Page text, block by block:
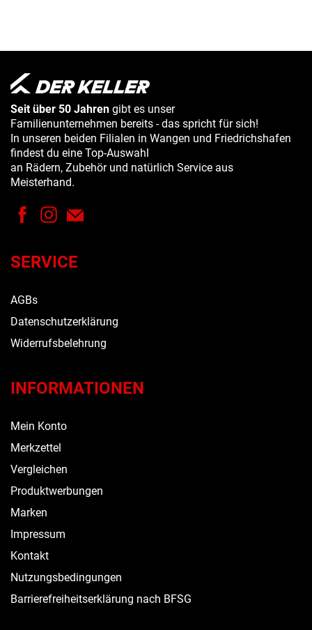
Seit über 50 Jahren gibt es unser
Familienunternehmen bereits - das spricht für sich!
In unseren beiden Filialen in Wangen und Friedrichshafen
findest du eine Top-Auswahl
an Rädern, Zubehör und natürlich Service aus
Meisterhand.
SERVICE
AGBs
Datenschutzerklärung
Widerrufsbelehrung
INFORMATIONEN
Mein Konto
Merkzettel
Vergleichen
Produktwerbungen
Marken
Impressum
Kontakt
Nutzungsbedingungen
Barrierefreiheitserklärung nach BFSG